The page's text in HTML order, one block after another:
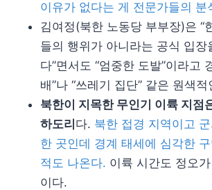
이유가 없다는 게 전문가들의 분
김여정(북한 노동당 부부장)은 “
들의 행위가 아니라는 공식 입장
다”면서도 “엄중한 도발”이라고
배”나 “쓰레기 집단” 같은 원색
북한이 지목한 무인기 이륙 지점
하도리다. 북한 접경 지역이고
한 곳인데 경계 태세에 심각한
적도 나온다. 이륙 시간도 정오
이다.